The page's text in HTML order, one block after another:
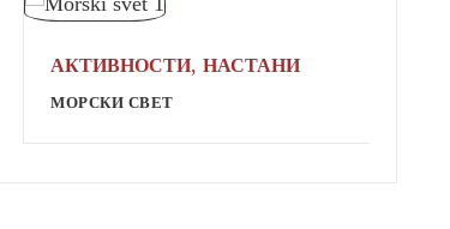
АКТИВНОСТИ,НАСТАНИ
МОРСКИ СВЕТ